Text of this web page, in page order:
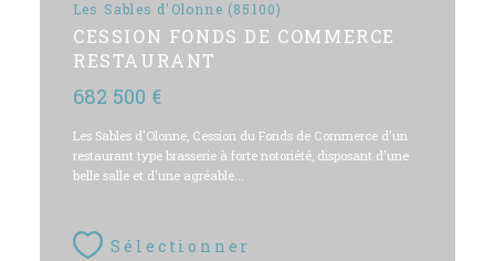
Les Sables d'Olonne (85100)
CESSION FONDS DE COMMERCE
RESTAURANT
682 500 €
Les Sables d'Olonne, Cession du Fonds de Commerce d'un
restaurant type brasserie à forte notoriété, disposant d'une
belle salle et d'une agréable...
Sélectionner